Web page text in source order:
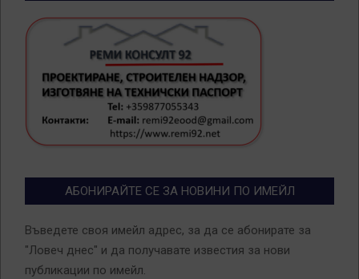
АБОНИРАЙТЕ СЕ ЗА НОВИНИ ПО ИМЕЙЛ
Въведете своя имейл адрес, за да се абонирате за
"Ловеч днес" и да получавате известия за нови
публикации по имейл.